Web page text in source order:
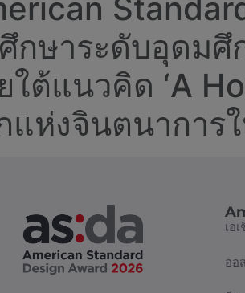
กษาระดับอุดมศึ
ใต้แนวคิด ‘A
แห่งจินตนาการ
เอ
ออ